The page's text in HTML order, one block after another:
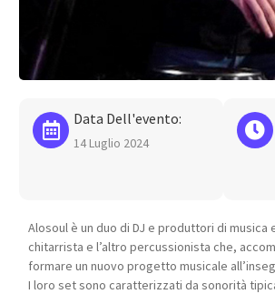
Data Dell'evento:
14 Luglio 2024
Alosoul è un duo di DJ e produttori di
chitarrista e l’altro percussionista che,
formare un nuovo progetto musicale
I loro set sono caratterizzati da sonorità